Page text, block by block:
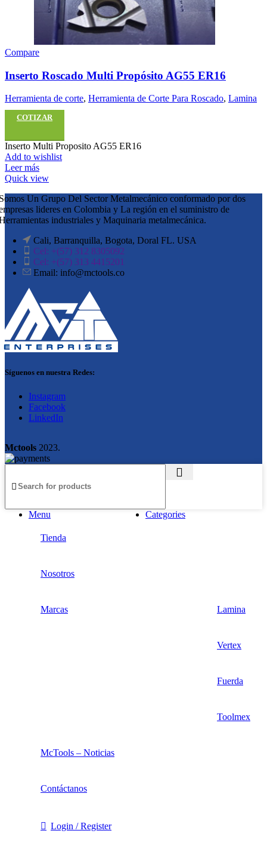
Compare
Inserto Roscado Multi Propósito AG55 ER16
Herramienta de corte, Herramienta de Corte Para Roscado, Lamina
COTIZAR
Inserto Multi Proposito AG55 ER16
Add to wishlist
Leer más
Quick view
Un Grupo Del Sector Metalmecánico conformado por dos
lideres en Colombia y La región en el suministro de
industriales y Maquinaria metalmecánica.
Cali, Barranquilla, Bogota, Doral FL. USA
Cel: +(57) 312 8305092
Cel: +(57) 313 4415201
Email: info@mctools.co
Síguenos en nuestra Redes:
Instagram
Facebook
LinkedIn
Mctools 2023.
Menu Categories
Tienda
Nosotros
Marcas Lamina
Vertex
Fuerda
Toolmex
McTools – Noticias
Contáctanos
Login / Register